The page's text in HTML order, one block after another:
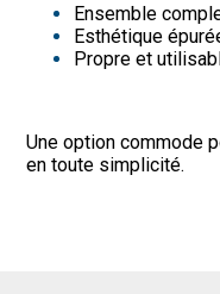
Ensemble
Esthétique
Propre et
Une option commode
en toute simplicité.